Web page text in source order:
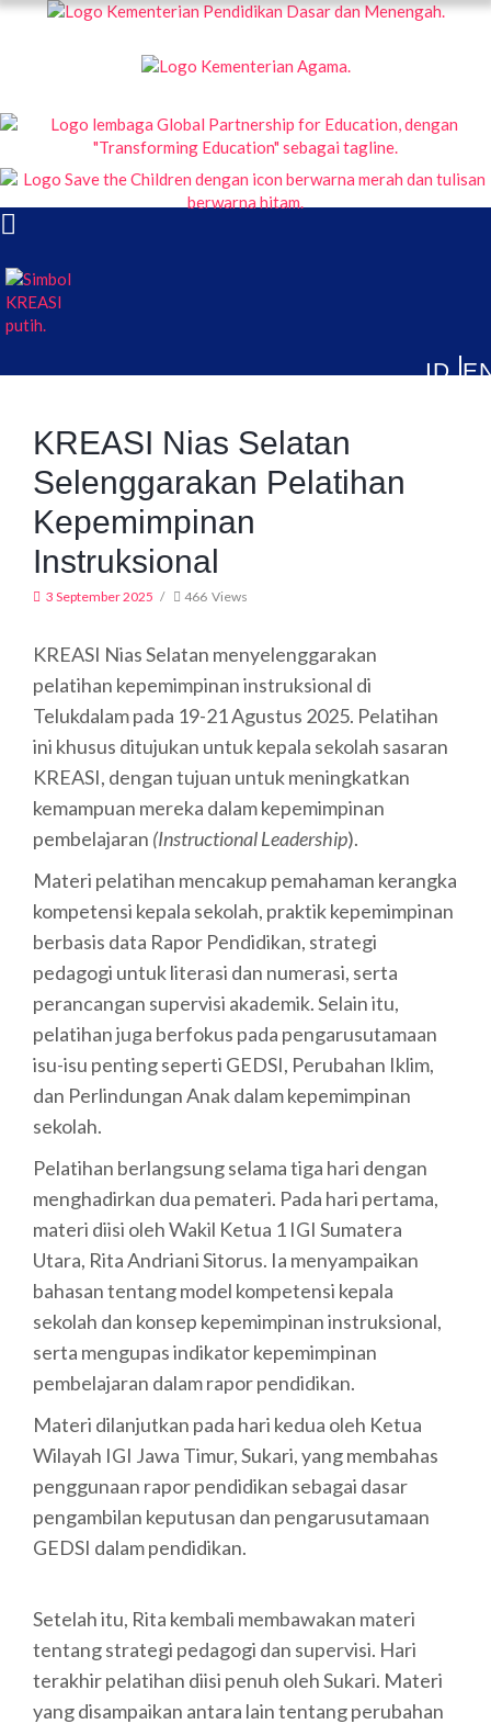
KREASI KOLABORASI UNTUK EDUKASI ANAK INDONESIA
TENTANG
PUBLIKASI
KREASI Nias Selatan
Selenggarakan Pelatihan
Kepemimpinan
Instruksional
3 September 2025 466 Views
KREASI Nias Selatan menyelenggarakan
pelatihan kepemimpinan instruksional di
Telukdalam pada 19-21 Agustus 2025. Pelatihan
ini khusus ditujukan untuk kepala sekolah sasaran
KREASI, dengan tujuan untuk meningkatkan
kemampuan mereka dalam kepemimpinan
pembelajaran (Instructional Leadership).
Materi pelatihan mencakup pemahaman kerangka
kompetensi kepala sekolah, praktik kepemimpinan
berbasis data Rapor Pendidikan, strategi
pedagogi untuk literasi dan numerasi, serta
perancangan supervisi akademik. Selain itu,
pelatihan juga berfokus pada pengarusutamaan
isu-isu penting seperti GEDSI, Perubahan Iklim,
dan Perlindungan Anak dalam kepemimpinan
sekolah.
Pelatihan berlangsung selama tiga hari dengan
menghadirkan dua pemateri. Pada hari pertama,
materi diisi oleh Wakil Ketua 1 IGI Sumatera
Utara, Rita Andriani Sitorus. Ia menyampaikan
bahasan tentang model kompetensi kepala
sekolah dan konsep kepemimpinan instruksional,
serta mengupas indikator kepemimpinan
pembelajaran dalam rapor pendidikan.
Materi dilanjutkan pada hari kedua oleh Ketua
Wilayah IGI Jawa Timur, Sukari, yang membahas
penggunaan rapor pendidikan sebagai dasar
pengambilan keputusan dan pengarusutamaan
GEDSI dalam pendidikan.
Setelah itu, Rita kembali membawakan materi
tentang strategi pedagogi dan supervisi. Hari
terakhir pelatihan diisi penuh oleh Sukari. Materi
yang disampaikan antara lain tentang perubahan